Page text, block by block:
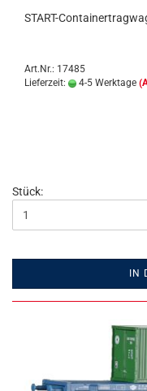
START-
Art.Nr.: 17485
Lieferzeit:
4-5 Werktage
Stück:
IN